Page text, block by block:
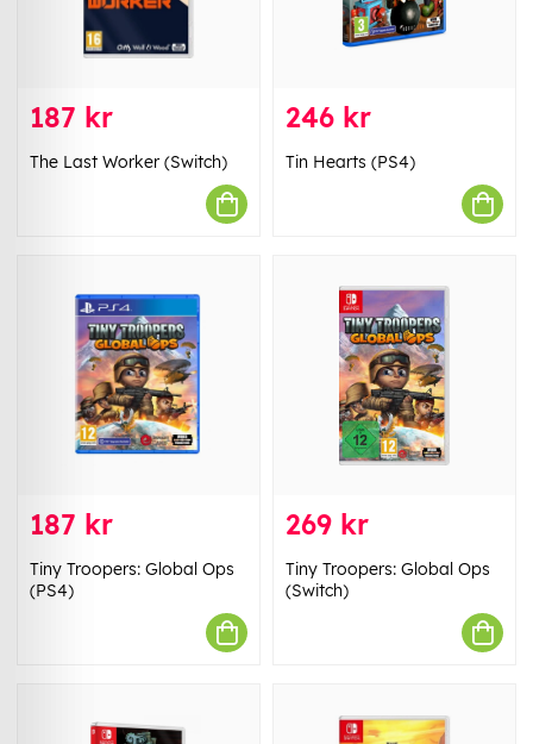
187 kr
The Last Worker (Switch)
246 kr
Tin Hearts (PS4)
187 kr
Tiny Troopers: Global Ops
(PS4)
269 kr
Tiny Troopers: Global Ops
(Switch)